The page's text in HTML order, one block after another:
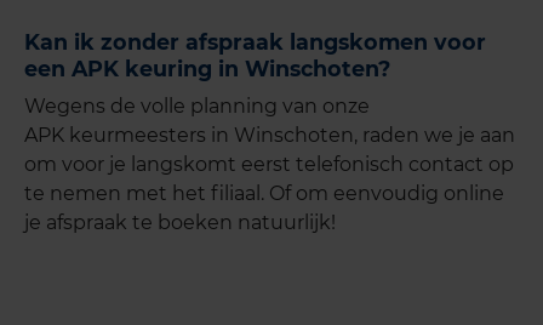
Kan ik zonder afspraak langskomen voor
een APK keuring in Winschoten?
Wegens de volle planning van onze
APK keurmeesters in Winschoten, raden we je aan
om voor je langskomt eerst telefonisch contact op
te nemen met het filiaal. Of om eenvoudig online
je afspraak te boeken natuurlijk!